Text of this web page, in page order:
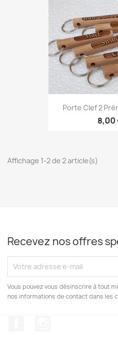
Porte Clef 2
8,00
Affichage 1-2 de 2 article(s)
Recevez nos offres
Vous pouvez vous désinscrire à tout
nos informations de contact dans les